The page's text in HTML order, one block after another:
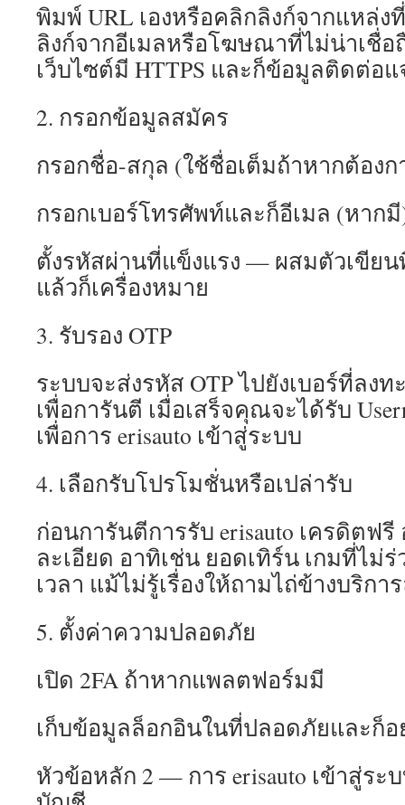
พิมพ์ URL เองหรือคลิกลิงก์จากแหล่ง
ลิงก์จากอีเมลหรือโฆษณาที่ไม่น่าเชื่อ
เว็บไซต์มี HTTPS และก็ข้อมูลติดต่อ
2. กรอกข้อมูลสมัคร
กรอกชื่อ-สกุล (ใช้ชื่อเต็มถ้าหากต้อง
กรอกเบอร์โทรศัพท์และก็อีเมล (หาก
ตั้งรหัสผ่านที่แข็งแรง — ผสมตัวเขีย
แล้วก็เครื่องหมาย
3. รับรอง OTP
ระบบจะส่งรหัส OTP ไปยังเบอร์ที่ลง
เพื่อการันตี เมื่อเสร็จคุณจะได้รับ
เพื่อการ erisauto เข้าสู่ระบบ
4. เลือกรับโปรโมชั่นหรือเปล่ารับ
ก่อนการันตีการรับ erisauto เครดิตฟ
ละเอียด อาทิเช่น ยอดเทิร์น เกมที่ไม่
เวลา แม้ไม่รู้เรื่องให้ถามไถ่ข้างบริก
5. ตั้งค่าความปลอดภัย
เปิด 2FA ถ้าหากแพลตฟอร์มมี
เก็บข้อมูลล็อกอินในที่ปลอดภัยและก็
หัวข้อหลัก 2 — การ erisauto เข้าสู่ระ